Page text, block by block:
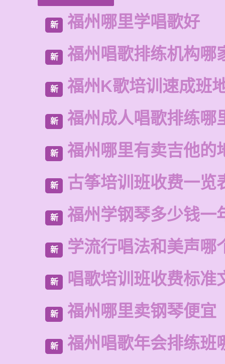
新 福州哪里学唱歌好
新 福州唱歌排练机构哪
新 福州K歌培训速成班
新 福州成人唱歌排练哪
新 福州哪里有卖吉他的
新 古筝培训班收费一览
新 福州学钢琴多少钱一
新 学流行唱法和美声哪
新 唱歌培训班收费标准
新 福州哪里卖钢琴便宜
新 福州唱歌年会排练班